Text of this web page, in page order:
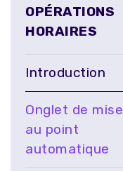
OPÉRATIONS
HORAIRES
Introduction
Onglet de mise
au point
automatique